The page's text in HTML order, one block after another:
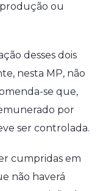
ou
desses dois
nesta MP, não
se que,
por
ser controlada.
cumpridas em
não haverá